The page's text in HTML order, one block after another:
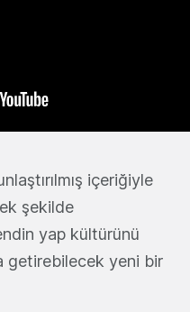
içeriğiyle
şekilde
yap kültürünü
getirebilecek yeni bir